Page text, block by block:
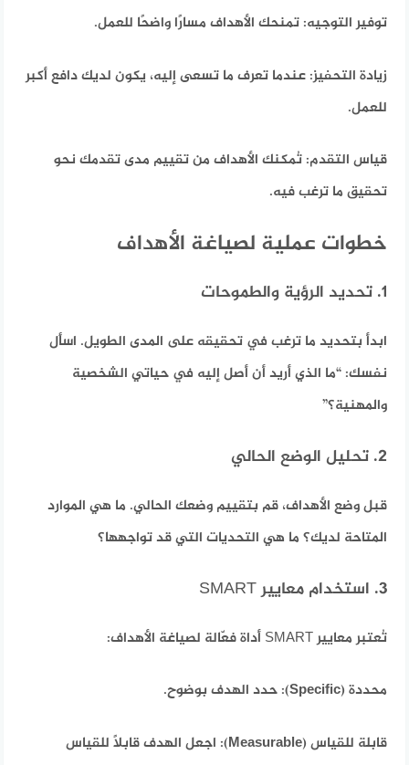
توفير التوجيه: تمنحك الأهداف مسارًا واضحًا للعمل.
زيادة التحفيز: عندما تعرف ما تسعى إليه، يكون لديك دافع أكبر
للعمل.
قياس التقدم: تُمكنك الأهداف من تقييم مدى تقدمك نحو
تحقيق ما ترغب فيه.
خطوات عملية لصياغة الأهداف
1. تحديد الرؤية والطموحات
ابدأ بتحديد ما ترغب في تحقيقه على المدى الطويل. اسأل
نفسك: “ما الذي أريد أن أصل إليه في حياتي الشخصية
والمهنية؟”
2. تحليل الوضع الحالي
قبل وضع الأهداف، قم بتقييم وضعك الحالي. ما هي الموارد
المتاحة لديك؟ ما هي التحديات التي قد تواجهها؟
3. استخدام معايير SMART
تُعتبر معايير SMART أداة فعّالة لصياغة الأهداف:
محددة (Specific): حدد الهدف بوضوح.
قابلة للقياس (Measurable):
اجعل الهدف قابلاً للقياس